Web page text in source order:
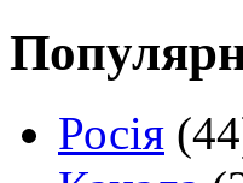
Росія